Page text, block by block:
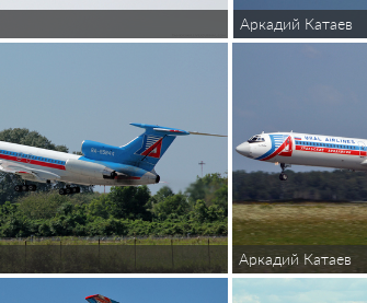
Аркадий Катаев
Аркадий Катаев